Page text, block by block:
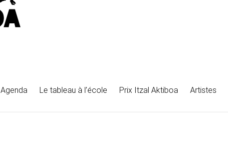
Agenda Le tableau à l’école Prix Itzal Aktiboa Artistes